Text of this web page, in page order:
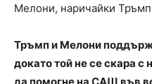
Мелони, наричайки Тръмп
Тръмп и Мелони
докато той не се скара с
да помогне на САЩ във